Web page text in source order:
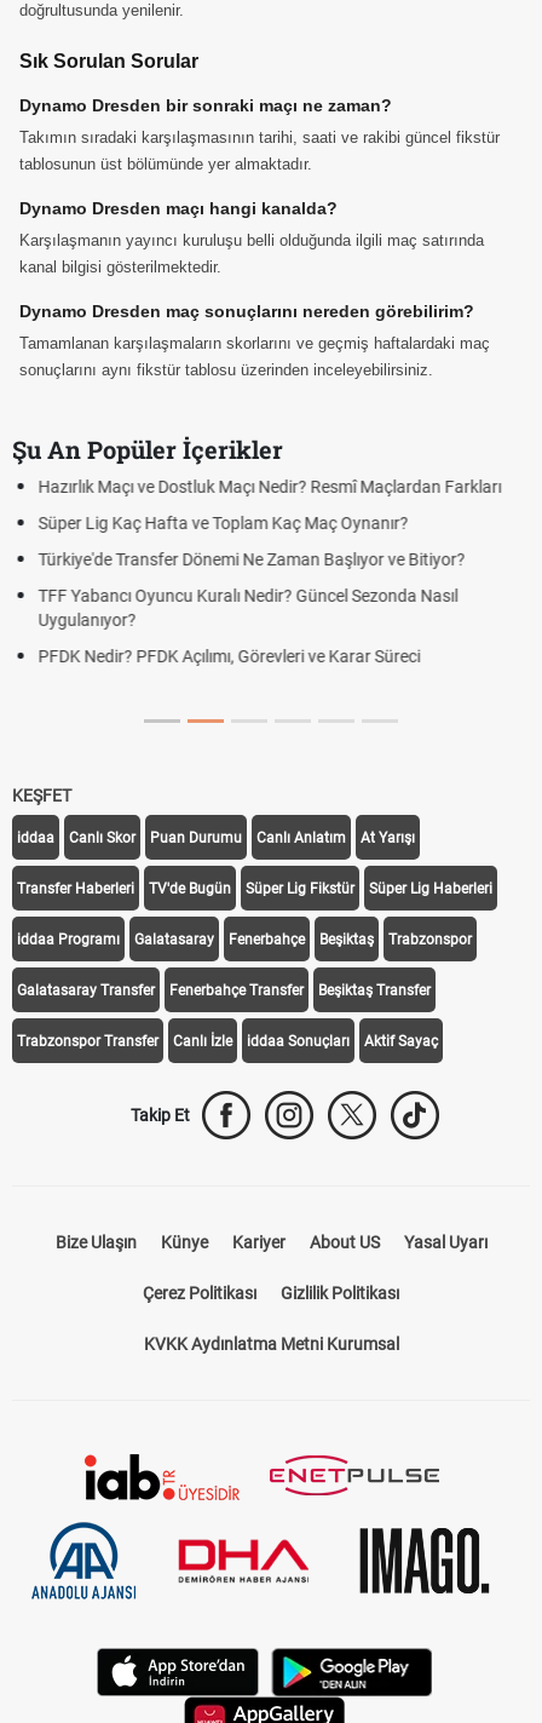
doğrultusunda yenilenir.
Sık Sorulan Sorular
Dynamo Dresden bir sonraki maçı ne zaman?
Takımın sıradaki karşılaşmasının tarihi, saati ve rakibi güncel fikstür
tablosunun üst bölümünde yer almaktadır.
Dynamo Dresden maçı hangi kanalda?
Karşılaşmanın yayıncı kuruluşu belli olduğunda ilgili maç satırında
kanal bilgisi gösterilmektedir.
Dynamo Dresden maç sonuçlarını nereden görebilirim?
Tamamlanan karşılaşmaların skorlarını ve geçmiş haftalardaki maç
sonuçlarını aynı fikstür tablosu üzerinden inceleyebilirsiniz.
Şu An Popüler İçerikler
Farkları
Puan Durumunda AG, OM ve Diğer Kısaltmalar Ne
Skor Ne Demek? Sporda Skor ve Sonuç Kavramları
Futbol Nasıl Oynanır? Temel Futbol Kuralları
Deplasman Golü Kuralı Nedir? Hangi
Uygulanıyor?
DGS Sonuçları Ne Zaman Açıklanacak 2026? ÖSYM
KEŞFET
iddaa Canlı Skor Puan Durumu Canlı Anlatım At Yarışı
Transfer Haberleri TV'de Bugün Süper Lig Fikstür Süper Lig Haberleri
iddaa Programı Galatasaray Fenerbahçe Beşiktaş Trabzonspor
Galatasaray Transfer Fenerbahçe Transfer Beşiktaş Transfer
Trabzonspor Transfer Canlı İzle iddaa Sonuçları Aktif Sayaç
Takip Et
Bize Ulaşın Künye Kariyer About US Yasal Uyarı
Çerez Politikası Gizlilik Politikası
KVKK Aydınlatma Metni Kurumsal